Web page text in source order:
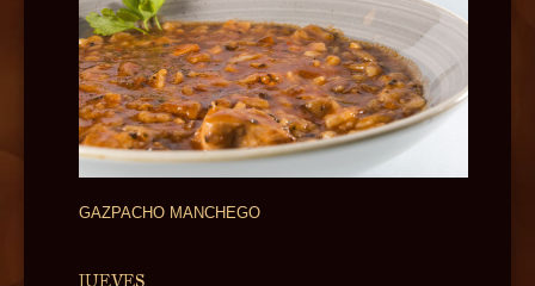
GAZPACHO MANCHEGO
JUEVES